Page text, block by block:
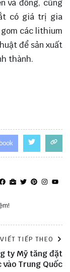
và đồng, cũng
có giá trị gia
các lithium
để sản xuất
thành.
TIẾP THEO
ty Mỹ tăng đặt
vào Trung Quốc